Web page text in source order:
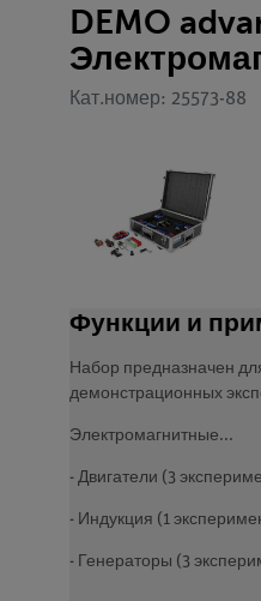
DEMO
Кат.номер: 25573-88
Функции и
Набор предназначен
демонстрационных
Электромагнитные...
- Двигатели (3
- Индукция (1
- Генераторы (3